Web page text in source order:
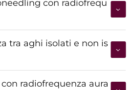
con radiofrequ
tra aghi isolati e non is
radiofrequenza aura